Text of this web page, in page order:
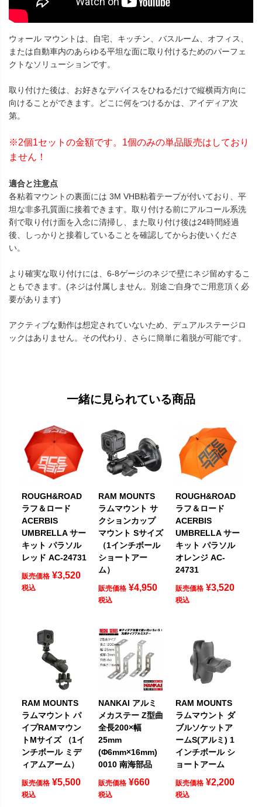
ウォール マウントは、自宅、キッチン、バスルーム、オフィス、
または自動車内のあらゆる平坦な面に取り付けるためのパーフェ
クトなソリューションです。
取り付けた後は、お好きなデバイスをひねるだけで縦横両方向に
向けることができます。どこに何をつけるかは、アイディア次
第。
※2個1セットの金額です。1個のみの単品販売はしており
ません！
適合と注意点
各粘着マウントの裏面には 3M VHB粘着テープが付いており、平
坦な非多孔質面に接着できます。取り付ける前にアルコール系洗
剤で取り付け面を入念に清掃し、また取り付け後は24時間経過
後、しっかりと接着していることを確認してからお使いくださ
い。
より確実な取り付けには、6-8ゲージのネジで壁にネジ留めするこ
ともできます。(ネジは付属しません。別途ご自身でご用意頂く必
要があります)
アクティブな動作は想定されていないため、デュアルステージロ
ックはありません。その代わり、さらに簡単に着脱が可能です。
一緒に見られている商品
ROUGH&ROAD
ラフ＆ロード
ACERBIS
UMBRELLA サー
キット パラソル
レッド AC-24731
販売価格 ¥3,520
税込
RAM MOUNTS
ラムマウント サ
クションカップ
マウント Sサイズ
（1インチボール
ショートアー
ム）
販売価格 ¥4,950
税込
ROUGH&ROAD
ラフ＆ロード
ACERBIS
UMBRELLA サー
キット パラソル
オレンジ AC-
24731
販売価格 ¥3,520
税込
RAM MOUNTS
ラムマウント パ
イプRAMマウン
トMサイズ （1イ
ンチボール ミデ
ィアムアーム）
販売価格 ¥5,500
税込
NANKAI アルミ
メカステー Z型曲
全長200×幅
25mm
(Φ6mm×16mm)
0010 南海部品
販売価格 ¥660
税込
RAM MOUNTS
ラムマウント ダ
ブルソケットア
ームS(アルミ) 1
インチボール シ
ョートアーム
販売価格 ¥2,200
税込